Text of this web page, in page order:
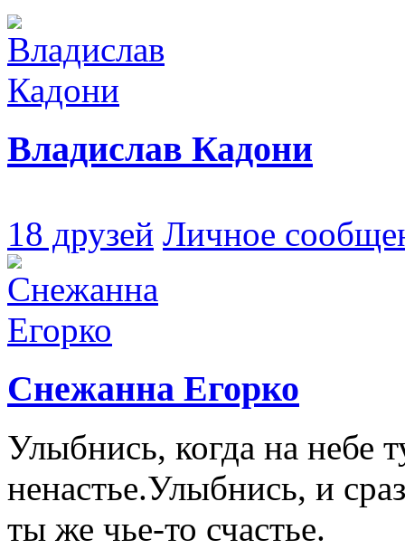
Владислав Кадони
18 друзей Личное
Снежанна Егорко
Улыбнись, когда на небе
ненастье.Улыбнись, и
ты же чье-то счастье.